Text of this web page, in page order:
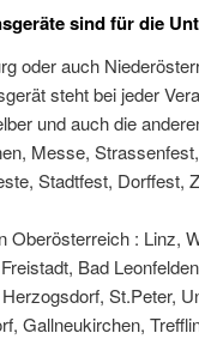
sind für die
oder auch
steht bei jeder
und auch die
Messe,
Stadtfest, Dorffest,
Oberösterreich : Linz,
Bad
St.Peter,
Gallneukirchen,